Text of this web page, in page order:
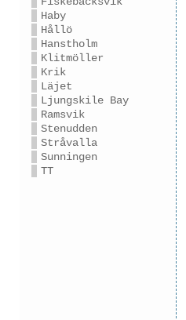
Haby
Hållö
Hanstholm
Klitmöller
Krik
Läjet
Ljungskile Bay
Ramsvik
Stenudden
Stråvalla
Sunningen
TT